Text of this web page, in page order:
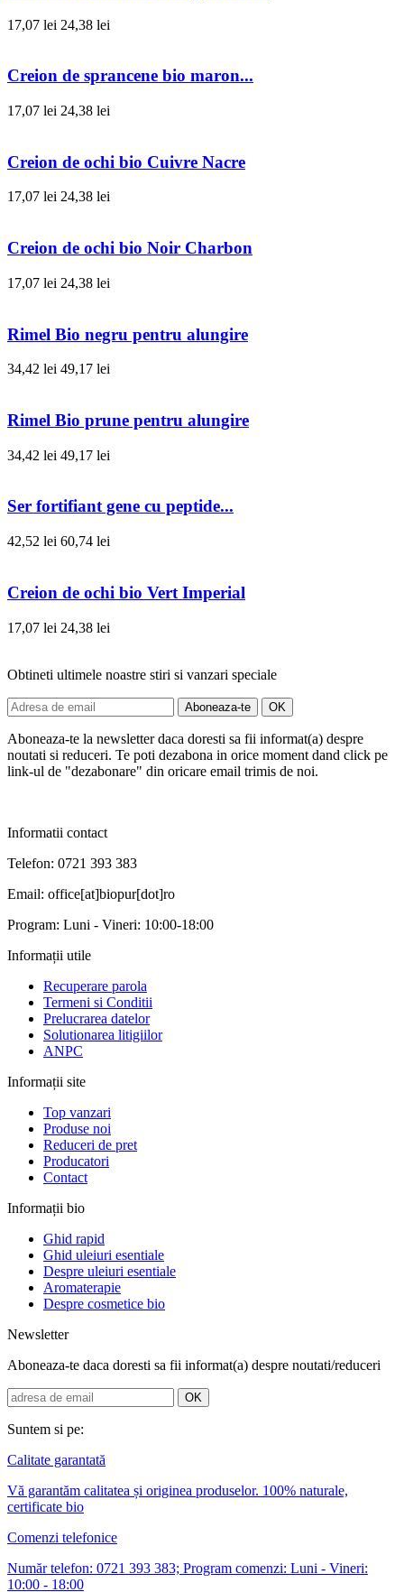
17,07 lei 24,38 lei
Creion de sprancene bio maron...
17,07 lei 24,38 lei
Creion de ochi bio Cuivre Nacre
17,07 lei 24,38 lei
Creion de ochi bio Noir Charbon
17,07 lei 24,38 lei
Rimel Bio negru pentru alungire
34,42 lei 49,17 lei
Rimel Bio prune pentru alungire
34,42 lei 49,17 lei
Ser fortifiant gene cu peptide...
42,52 lei 60,74 lei
Creion de ochi bio Vert Imperial
17,07 lei 24,38 lei
Obtineti ultimele noastre stiri si vanzari speciale
Aboneaza-te la newsletter daca doresti sa fii informat(a) despre
noutati si reduceri. Te poti dezabona in orice moment dand click pe
link-ul de "dezabonare" din oricare email trimis de noi.
Informatii contact
Telefon: 0721 393 383
Email: office[at]biopur[dot]ro
Program: Luni - Vineri: 10:00-18:00
Informații utile
Recuperare parola
Termeni si Conditii
Prelucrarea datelor
Solutionarea litigiilor
ANPC
Informații site
Top vanzari
Produse noi
Reduceri de pret
Producatori
Contact
Informații bio
Ghid rapid
Ghid uleiuri esentiale
Despre uleiuri esentiale
Aromaterapie
Despre cosmetice bio
Newsletter
Aboneaza-te daca doresti sa fii informat(a) despre noutati/reduceri
Suntem si pe:
Calitate garantată
Vă garantăm calitatea și originea produselor. 100% naturale,
certificate bio
Comenzi telefonice
Număr telefon: 0721 393 383; Program comenzi: Luni - Vineri:
10:00 - 18:00